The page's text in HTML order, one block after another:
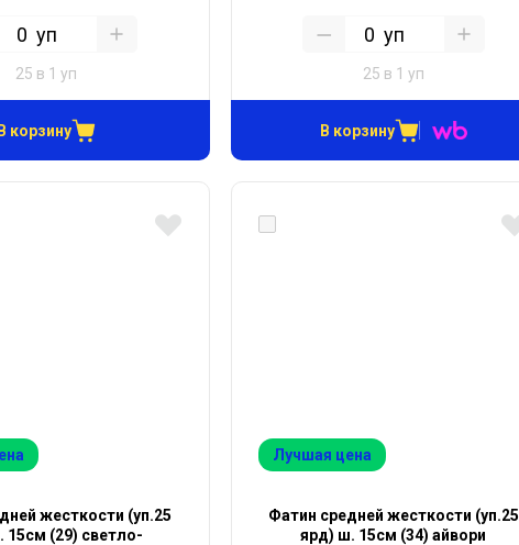
уп
25 в 1 уп
корзину
уп
25 в 1 уп
В корзину
жесткости (уп.25
15см (29) светло-
Лучшая цена
Фатин средней жесткости (уп.25
ярд) ш. 15см (34) айвори